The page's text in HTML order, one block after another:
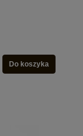
Do koszyka